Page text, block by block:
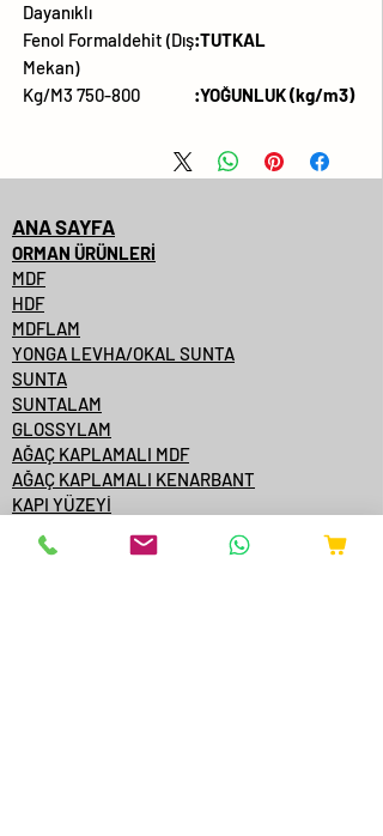
Dayanıklı
TUTKAL
:
Fenol Formaldehit (Dış
Mekan)
YOĞUNLUK (kg/m3)
:
750-800 Kg/M3
ANA SAYFA
ORMAN ÜRÜNLERİ
MDF
HDF
MDFLAM
YONGA LEVHA/OKAL SUNTA
SUNTA
SUNTALAM
GLOSSYLAM
AĞAÇ KAPLAMALI MDF
AĞAÇ KAPLAMALI KENARBANT
KAPI YÜZEYİ
KONTRPLAK
TEK YÜZE MDFLAM